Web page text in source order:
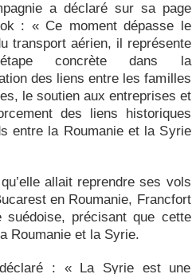
a déclaré sur sa page
: « Ce moment dépasse le
transport aérien, il représente
concrète dans la
des liens entre les familles
le soutien aux entreprises et
des liens historiques
entre la Roumanie et la Syrie
allait reprendre ses vols
en Roumanie, Francfort
précisant que cette
Roumanie et la Syrie.
: « La Syrie est une